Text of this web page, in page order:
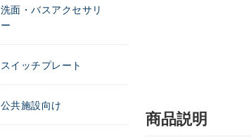
洗面・バスアクセサリ
ー
スイッチプレート
公共施設向け
商品説明